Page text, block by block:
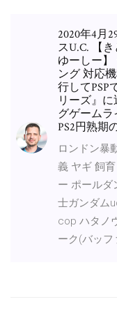
2020年4月
スU.C. 【
ゆーしー】
ング 対応
行してPSP
リーズ』
グゲーム
PS2円熟期
ロンドン暴
義 ヤギ 飼
ー ポールダ
士ガンダム
cop ハタノ
ーク(バッフ